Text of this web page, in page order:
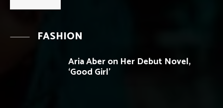
FASHION
Aria Aber on Her Debut Novel,
‘Good Girl’